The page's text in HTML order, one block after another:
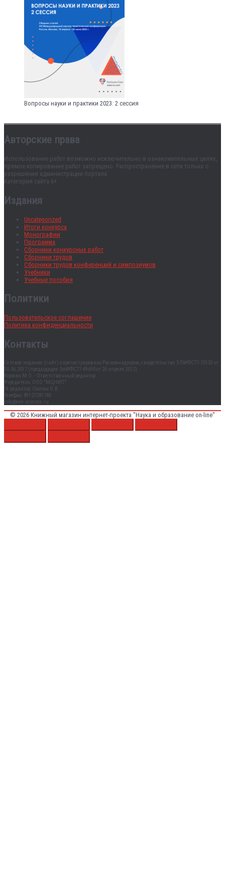
Вопросы науки и практики 2023: 2 сессия
Авторские права
Использование работ возможно исключительно в ознакомительных целях,
прямое копирование работ запрещено. Распространение в сети только с
разрешения администрации портала.
Категория сайта 6+
Издания
Uncategorized
Итоги конкурса
Монографии
Программа
Сборники конкурсных работ
Сборники трудов
Сборники трудов конференций и симпозиумов
Учебники
Учебные пособия
Политики
Пользовательское соглашение
Политика конфиденциальности
Контакты
Сетевое издание (сайт) зарегистрировано Роскомнадзором, свидетельство ЭЛ№ФС77-70153 от
30.06.2017 (предыдущее Эл№ФC77-49690 от 26 апреля 2012).
Корман М.О. - Ответственный редактор
Учредитель: ООО "МЦНИП"
Гл.редактор: Скопин О.В.
Телефон: 89127281780
info@eee-science.ru
© 2026 Книжный магазин интернет-проекта "Наука и образование on-line"